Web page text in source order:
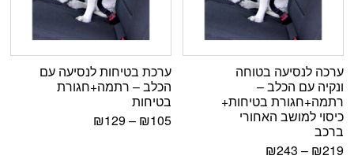
ערכה לנסיעה בטוחה
ונקיה עם הכלב –
רתמה+חגורת בטיחות+
כיסוי למושב האחורי
ברכב
₪219
–
₪243
ערכת בטיחות לנסיעה עם
הכלב – רתמה+חגורת
בטיחות
₪105
–
₪129